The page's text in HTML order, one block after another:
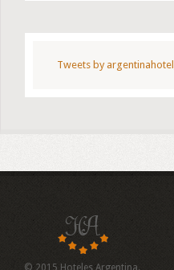
Tweets by argentinahotel_
© 2015 Hoteles Argentina.